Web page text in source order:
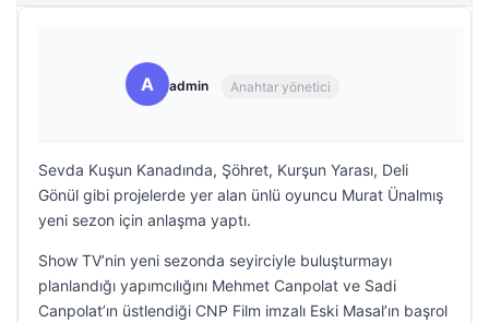
A admin Anahtar yönetici
Sevda Kuşun Kanadında, Şöhret, Kurşun Yarası, Deli
Gönül gibi projelerde yer alan ünlü oyuncu Murat Ünalmış
yeni sezon için anlaşma yaptı.
Show TV’nin yeni sezonda seyirciyle buluşturmayı
planlandığı yapımcılığını Mehmet Canpolat ve Sadi
Canpolat’ın üstlendiği CNP Film imzalı Eski Masal’ın başrol